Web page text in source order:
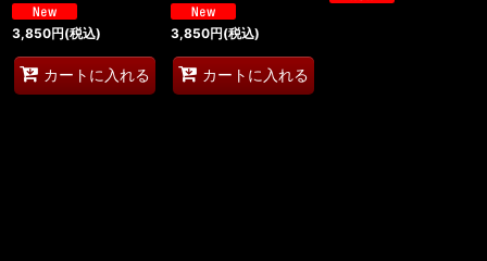
3,850円(税込)
カートに入れる
3,850円(税込)
カートに入れる